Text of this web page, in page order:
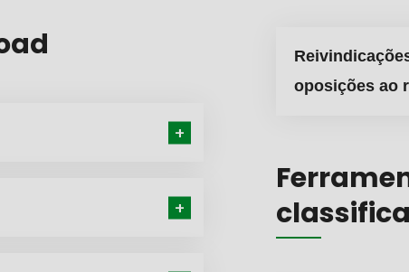
oposições ao